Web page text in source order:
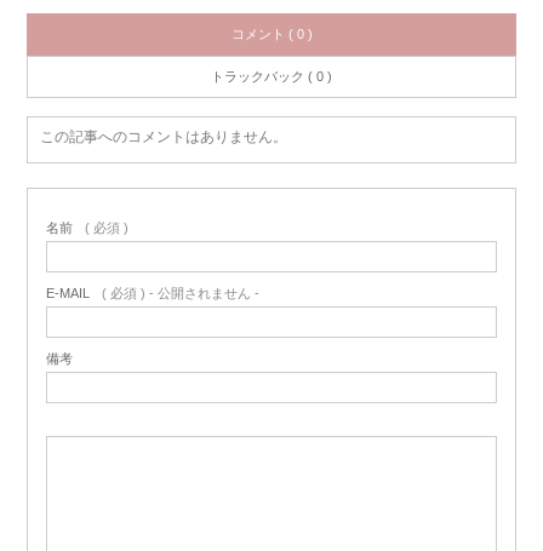
コメント ( 0 )
トラックバック ( 0 )
この記事へのコメントはありません。
名前 ( 必須 )
E-MAIL ( 必須 ) - 公開されません -
備考